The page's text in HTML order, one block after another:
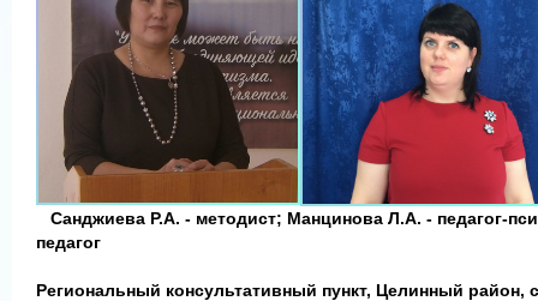
Санджиева Р.А. - методист; Манцинова Л.А. - педагог-
педагог
Региональный консультативный пункт, Целинный район,